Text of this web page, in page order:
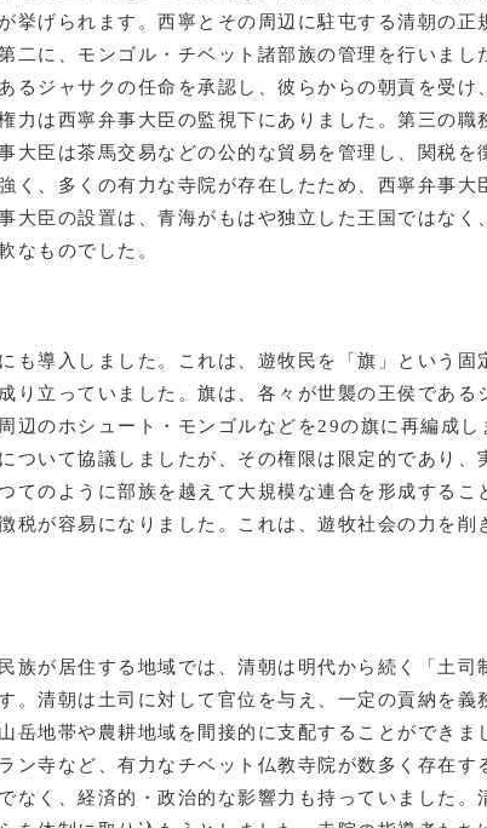
げられます。西寧とその周辺に駐屯する清朝の
二に、モンゴル・チベット諸部族の管理を行いま
るジャサクの任命を承認し、彼らからの朝貢を受
は西寧弁事大臣の監視下にありました。第三の
臣は茶馬交易などの公的な貿易を管理し、関税
く、多くの有力な寺院が存在したため、西寧弁事
大臣の設置は、青海がもはや独立した王国ではな
なものでした。
導入しました。これは、遊牧民を「旗」という
り立っていました。旗は、各々が世襲の王侯であ
辺のホシュート・モンゴルなどを29の旗に再編成
いて協議しましたが、その権限は限定的であり
のように部族を越えて大規模な連合を形成する
税が容易になりました。これは、遊牧社会の力を
が居住する地域では、清朝は明代から続く「土
清朝は土司に対して官位を与え、一定の貢納を
地帯や農耕地域を間接的に支配することができま
ン寺など、有力なチベット仏教寺院が数多く存在
く、経済的・政治的な影響力も持っていました。